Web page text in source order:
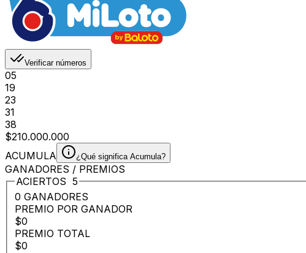
Verificar números
05
19
23
31
38
$210.000.000
ACUMULA
¿Qué significa Acumula?
GANADORES / PREMIOS
ACIERTOS 5
0 GANADORES
PREMIO POR GANADOR
$0
PREMIO TOTAL
$0